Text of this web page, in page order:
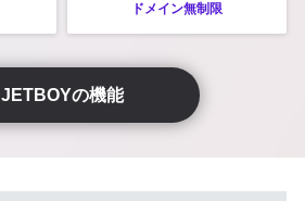
ドメイン無制限
JETBOYの機能